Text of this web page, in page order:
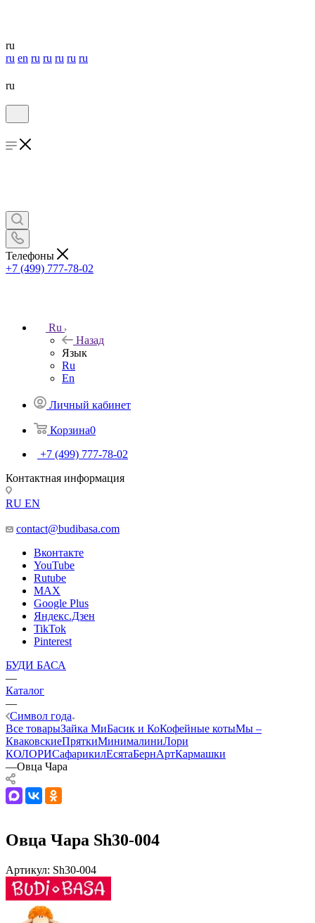
ru
ru en ru ru ru ru ru
ru
Телефоны
+7 (499) 777-78-02
Ru
Назад
Язык
Ru
En
Личный кабинет
Корзина0
+7 (499) 777-78-02
Контактная информация
RU EN
contact@budibasa.com
Вконтакте
YouTube
Rutube
MAX
Google Plus
Яндекс.Дзен
TikTok
Pinterest
БУДИ БАСА
—
Каталог
—
Символ года
Все товарыЗайка МиБасик и КоКофейные котыМы –
КваковскиеПряткиМинималиниЛори
КОЛОРИСафарикилЕсятаБернАртКармашки
—Овца Чара
Овца Чара Sh30-004
Артикул: Sh30-004